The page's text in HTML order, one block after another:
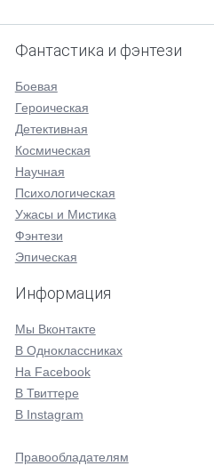
Фантастика и фэнтези
Боевая
Героическая
Детективная
Космическая
Научная
Психологическая
Ужасы и Мистика
Фэнтези
Эпическая
Информация
Мы Вконтакте
В Одноклассниках
На Facebook
В Твиттере
В Instagram
Правообладателям